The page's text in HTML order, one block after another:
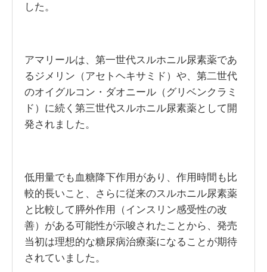
した。
アマリールは、第一世代スルホニル尿素薬であ
るジメリン（アセトヘキサミド）や、第二世代
のオイグルコン・ダオニール（グリベンクラミ
ド）に続く第三世代スルホニル尿素薬として開
発されました。
低用量でも血糖降下作用があり、作用時間も比
較的長いこと、さらに従来のスルホニル尿素薬
と比較して膵外作用（インスリン感受性の改
善）がある可能性が示唆されたことから、発売
当初は理想的な糖尿病治療薬になることが期待
されていました。